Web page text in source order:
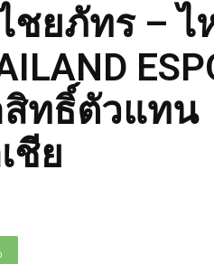
ชยภัทร – ไ
สิทธิ์ตัวแทน
ชีย